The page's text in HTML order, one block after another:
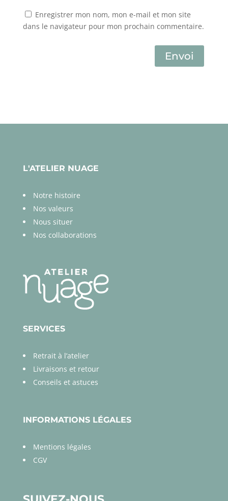
Enregistrer mon nom, mon e-mail et mon site
dans le navigateur pour mon prochain commentaire.
Envoi
L'ATELIER NUAGE
Notre histoire
Nos valeurs
Nous situer
Nos collaborations
SERVICES
Retrait à l’atelier
Livraisons et retour
Conseils et astuces
INFORMATIONS LÉGALES
Mentions légales
CGV